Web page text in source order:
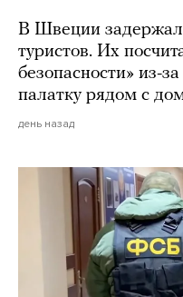
В Швеции
туристов. Их
безопасности» из-
палатку рядом с
день назад